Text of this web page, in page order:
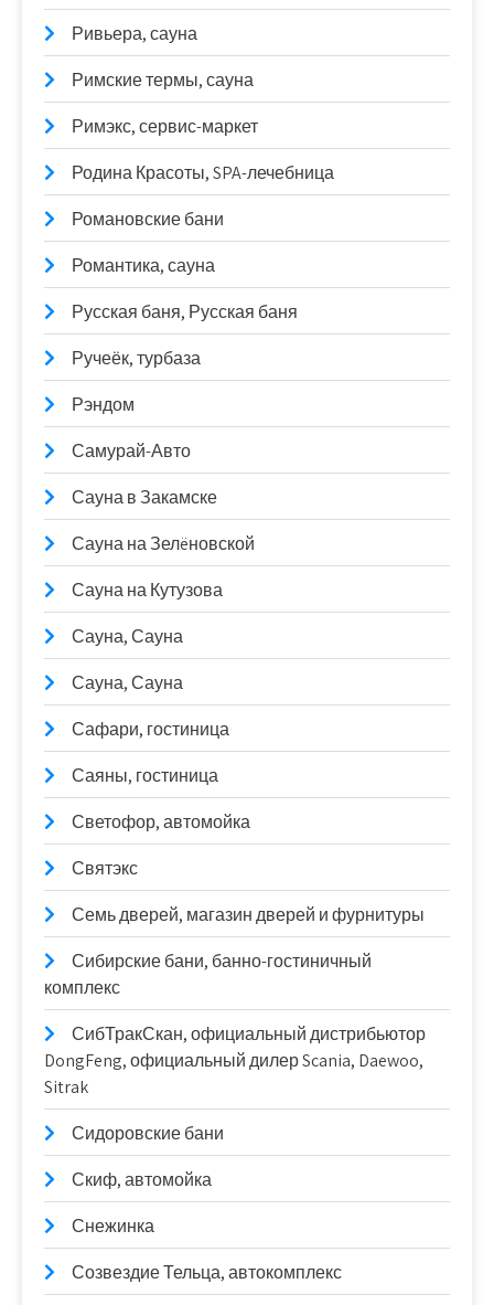
Ривьера, сауна
Римские термы, сауна
Римэкс, сервис-маркет
Родина Красоты, SPA-лечебница
Романовские бани
Романтика, сауна
Русская баня, Русская баня
Ручеёк, турбаза
Рэндом
Самурай-Авто
Сауна в Закамске
Сауна на Зелëновской
Сауна на Кутузова
Сауна, Сауна
Сауна, Сауна
Сафари, гостиница
Саяны, гостиница
Светофор, автомойка
Святэкс
Семь дверей, магазин дверей и фурнитуры
Сибирские бани, банно-гостиничный
комплекс
СибТракСкан, официальный дистрибьютор
DongFeng, официальный дилер Scania, Daewoo,
Sitrak
Сидоровские бани
Скиф, автомойка
Снежинка
Созвездие Тельца, автокомплекс